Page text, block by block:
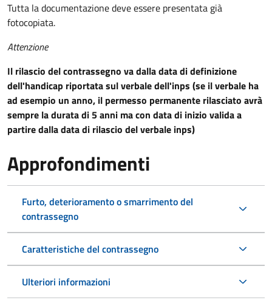
Tutta la documentazione deve essere presentata già
fotocopiata.
Attenzione
Il rilascio del contrassegno va dalla data di definizione
dell'handicap riportata sul verbale dell'inps (se il verbale ha
ad esempio un anno, il permesso permanente rilasciato avrà
sempre la durata di 5 anni ma con data di inizio valida a
partire dalla data di rilascio del verbale inps)
Approfondimenti
Furto, deterioramento o smarrimento del
contrassegno
Caratteristiche del contrassegno
Ulteriori informazioni